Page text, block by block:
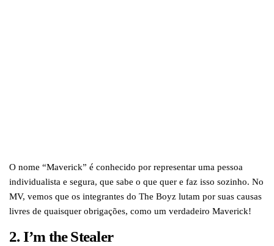
O nome “Maverick” é conhecido por representar uma pessoa
individualista e segura, que sabe o que quer e faz isso sozinho. No
MV, vemos que os integrantes do The Boyz lutam por suas causas
livres de quaisquer obrigações, como um verdadeiro Maverick!
2. I’m the Stealer